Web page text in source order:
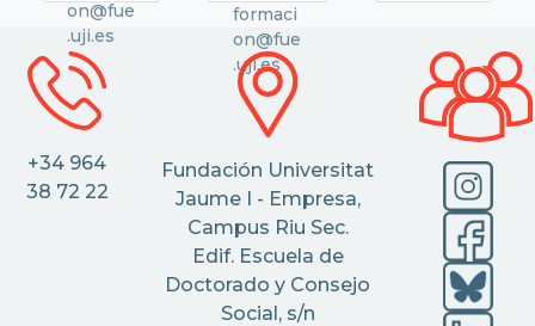
on@fue
.uji.es
formaci
on@fue
.uji.es
+34 964
38 72 22
Fundación Universitat
Jaume I - Empresa,
Campus Riu Sec.
Edif. Escuela de
Doctorado y Consejo
Social, s/n